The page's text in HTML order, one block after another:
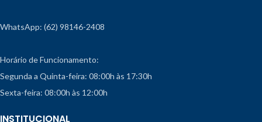
WhatsApp: (62) 98146-2408
Horário de Funcionamento:
Segunda a Quinta-feira: 08:00h às 17:30h
Sexta-feira: 08:00h às 12:00h
INSTITUCIONAL